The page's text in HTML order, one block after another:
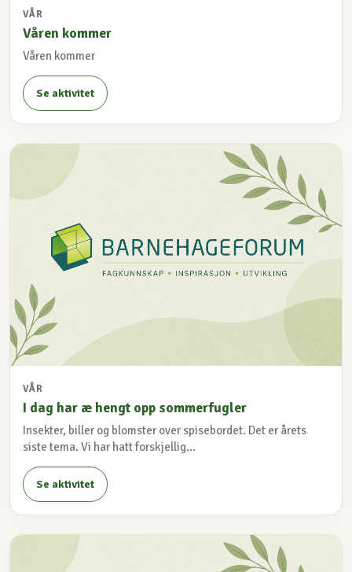
VÅR
Våren kommer
Våren kommer
Se aktivitet
VÅR
I dag har æ hengt opp sommerfugler
Insekter, biller og blomster over spisebordet. Det er årets
siste tema. Vi har hatt forskjellig...
Se aktivitet